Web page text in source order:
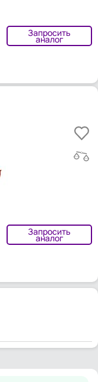
Запросить
аналог
Запросить
аналог